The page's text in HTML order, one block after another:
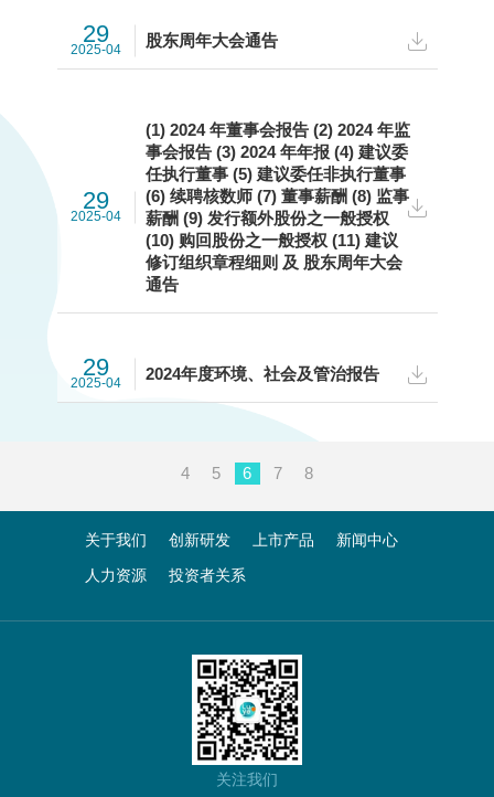
29
2025-04 股东周年大会通告
29
2025-04
(1) 2024 年董事会报告 (2) 2024 年监
事会报告 (3) 2024 年年报 (4) 建议委
任执行董事 (5) 建议委任非执行董事
(6) 续聘核数师 (7) 董事薪酬 (8) 监事
薪酬 (9) 发行额外股份之一般授权
(10) 购回股份之一般授权 (11) 建议
修订组织章程细则 及 股东周年大会
通告
29
2025-04 2024年度环境、社会及管治报告
4 5 6 7 8
关于我们 创新研发 上市产品
新闻中心
人力资源
投资者关系
关注我们